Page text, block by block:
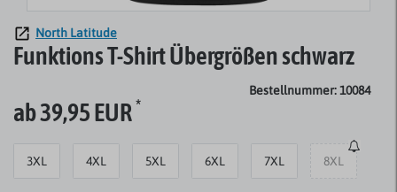
North Latitude
Funktions T-Shirt Übergrößen schwarz
Bestellnummer: 10084
ab 39,95 EUR*
3XL 4XL 5XL 6XL 7XL 8XL